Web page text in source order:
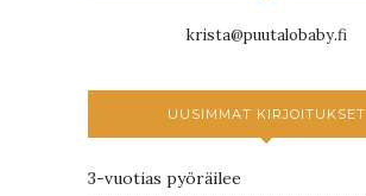
krista@puutalobaby.fi
UUSIMMAT KIRJOITUKSET
3-vuotias pyöräilee